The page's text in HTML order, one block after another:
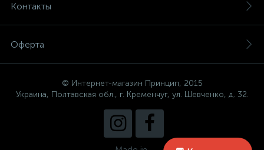
Контакты
Оферта
© Интернет-магазин Принцип, 2015
Украина, Полтавская обл., г. Кременчуг, ул. Шевченко, д. 32.